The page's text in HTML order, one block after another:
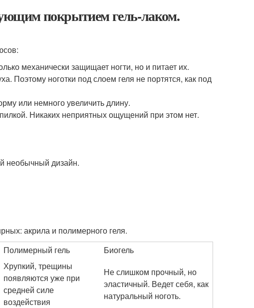
покрытием гель-лаком.
механически защищает ногти, но и питает их.
Поэтому ноготки под слоем геля не портятся, как под
или немного увеличить длину.
Никаких неприятных ощущений при этом нет.
необычный дизайн.
акрила и полимерного геля.
Полимерный гель Биогель
Хрупкий, трещины
появляются уже при
средней силе
воздействия
Не слишком прочный, но
эластичный. Ведет себя, как
натуральный ноготь.